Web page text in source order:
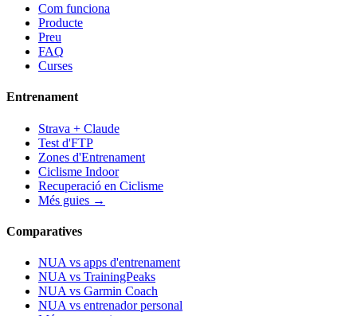
Com funciona
Producte
Preu
FAQ
Curses
Entrenament
Strava + Claude
Test d'FTP
Zones d'Entrenament
Ciclisme Indoor
Recuperació en Ciclisme
Més guies →
Comparatives
NUA vs apps d'entrenament
NUA vs TrainingPeaks
NUA vs Garmin Coach
NUA vs entrenador personal